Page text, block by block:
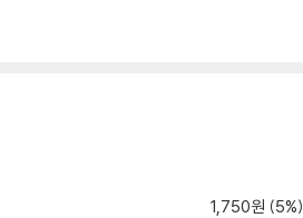
1,750원 (5%)